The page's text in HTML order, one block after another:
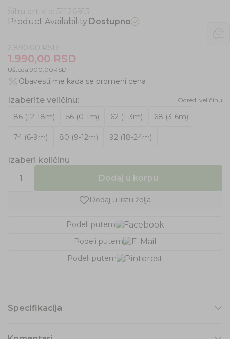
Šifra artikla: 51126915
Product Availability:Dostupno
2.890,00 RSD
1.990,00 RSD
Ušteda:900,00RSD
Obavesti me kada se promeni cena
Izaberite veličinu: Odredi veličinu
86 (12-18m) 56 (0-1m) 62 (1-3m) 68 (3-6m)
74 (6-9m) 80 (9-12m) 92 (18-24m)
Izaberi količinu
Dodaj u korpu
Dodaj u listu želja
Podeli putem
Podeli putem
Podeli putem
Specifikacija